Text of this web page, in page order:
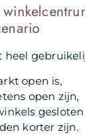
heel
open is,
open zijn,
korter zijn.